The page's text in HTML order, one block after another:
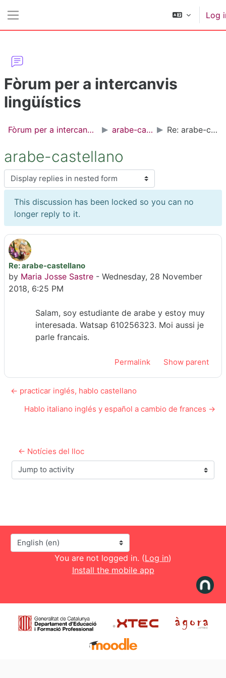
Log
Fòrum per a intercanvis
lingüístics
Fòrum per a intercanvis lingüístics arabe-castellano Re: arabe-castellano
arabe-castellano
Display mode
This discussion has been locked so you can no
longer reply to it.
Re: arabe-castellano
by Maria Josse Sastre - Wednesday, 28 November
2018, 6:25 PM
Number of replies: 0
Salam, soy estudiante de arabe y estoy muy
interesada. Watsap 610256323. Moi aussi je
parle francais.
Permalink Show parent
← practicar inglés, hablo castellano
Hablo italiano inglés y español a cambio de frances →
← Notícies del lloc
Jump to activity
Language
You are not logged in. (Log in)
Install the mobile app